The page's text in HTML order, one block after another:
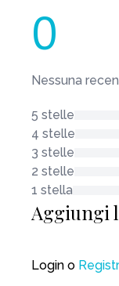
0
Nessuna
5 stelle
4 stelle
3 stelle
2 stelle
1 stella
Aggiungi
Login o